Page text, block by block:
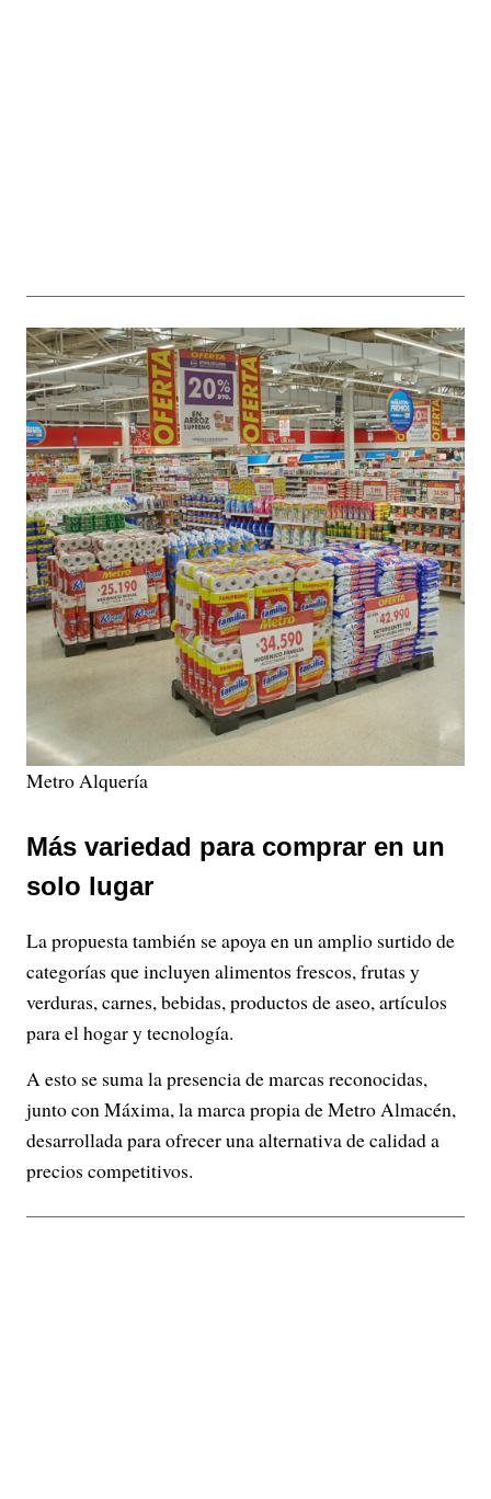
Metro Alquería
Más variedad para comprar en un
solo lugar
La propuesta también se apoya en un amplio surtido de
categorías que incluyen alimentos frescos, frutas y
verduras, carnes, bebidas, productos de aseo, artículos
para el hogar y tecnología.
A esto se suma la presencia de marcas reconocidas,
junto con Máxima, la marca propia de Metro Almacén,
desarrollada para ofrecer una alternativa de calidad a
precios competitivos.